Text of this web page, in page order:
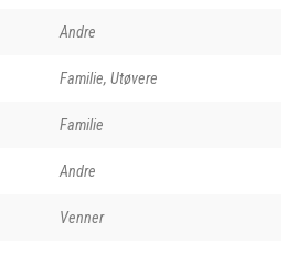
Andre
Familie, Utøvere
Familie
Andre
Venner